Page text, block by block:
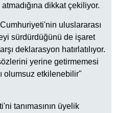
dikkat çekiliyor.
uluslararası
sürdürdüğünü de işaret
deklarasyon hatırlatılıyor.
yerine getirmemesi
olumsuz etkilenebilir"
tanımasının üyelik